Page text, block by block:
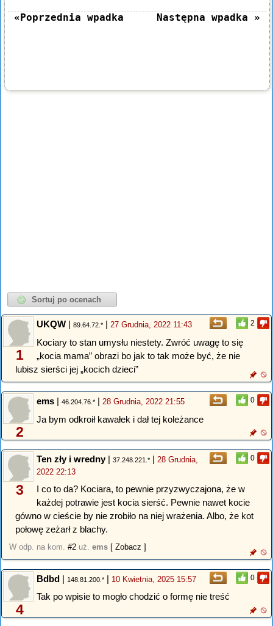
«Poprzednia wpadka Następna wpadka »
2
1
UKQW | 89.64.72.* | 27 Grudnia, 2022 11:43
Kociary to stan umysłu niestety. Zwróć uwagę to się
„kocia mama” obrazi bo jak to tak może być, że nie
lubisz sierści jej „kocich dzieci”
0
2
ems | 46.204.76.* | 28 Grudnia, 2022 21:55
Ja bym odkroił kawałek i dał tej koleżance
0
3
Ten zły i wredny| 37.248.221.* | 28 Grudnia,
2022 22:13
I co to da? Kociara, to pewnie przyzwyczajona, że w
każdej potrawie jest kocia sierść. Pewnie nawet kocie
gówno w cieście by nie zrobiło na niej wrażenia. Albo, że kot
połowę zeżarł z blachy.
W odp. na kom. #2 uż. ems [ Zobacz ]
0
4
Bdbd | 148.81.200.* | 10 Kwietnia, 2025 15:57
Tak po wpisie to mogło chodzić o formę nie treść